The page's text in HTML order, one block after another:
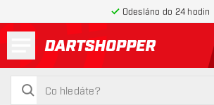
Odesláno do 24 hodin
Zpět na hlavní stránku
hledat
hledat